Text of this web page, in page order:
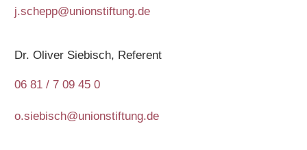
j.schepp@unionstiftung.de
Dr. Oliver Siebisch, Referent
06 81 / 7 09 45 0
o.siebisch@unionstiftung.de